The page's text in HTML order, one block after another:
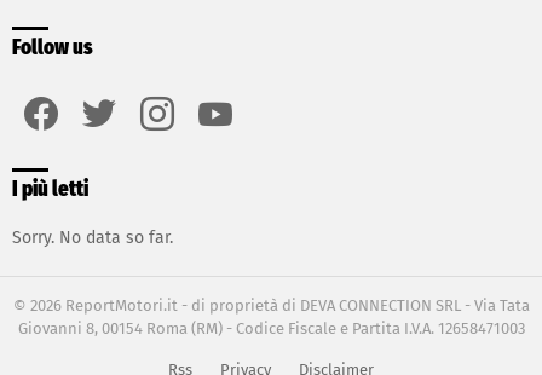
Follow us
I più letti
Sorry. No data so far.
© 2026 ReportMotori.it - di proprietà di DEVA CONNECTION SRL - Via Tata
Giovanni 8, 00154 Roma (RM) - Codice Fiscale e Partita I.V.A. 12658471003
Rss Privacy Disclaimer